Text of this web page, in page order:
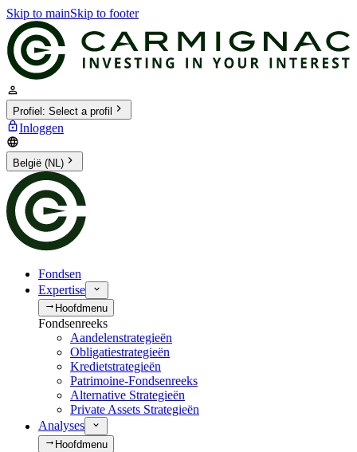
Skip to mainSkip to footer
Profiel : Select a profil
Inloggen
België (NL)
Fondsen
Expertise
Hoofdmenu
Fondsenreeks
Aandelenstrategieën
Obligatiestrategieën
Kredietstrategieën
Patrimoine-Fondsenreeks
Alternative Strategieën
Private Assets Strategieën
Analyses
Hoofdmenu